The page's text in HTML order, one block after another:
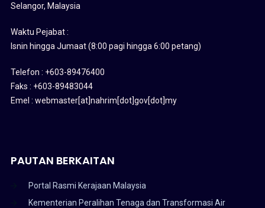
Selangor, Malaysia
Waktu Pejabat :
Isnin hingga Jumaat (8:00 pagi hingga 6:00 petang)
Telefon : +603-89476400
Faks : +603-89483044
Emel : webmaster[at]nahrim[dot]gov[dot]my
PAUTAN BERKAITAN
Portal Rasmi Kerajaan Malaysia
Kementerian Peralihan Tenaga dan Transformasi Air